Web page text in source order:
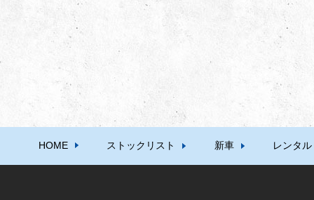
HOME ストックリスト 新車 レンタル